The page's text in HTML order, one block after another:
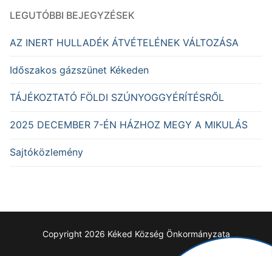
LEGUTÓBBI BEJEGYZÉSEK
AZ INERT HULLADÉK ÁTVÉTELÉNEK VÁLTOZÁSA
Időszakos gázszünet Kékeden
TÁJÉKOZTATÓ FÖLDI SZÚNYOGGYÉRÍTÉSRŐL
2025 DECEMBER 7-ÉN HÁZHOZ MEGY A MIKULÁS
Sajtóközlemény
Copyright 2026 Kéked Község Önkormányzata